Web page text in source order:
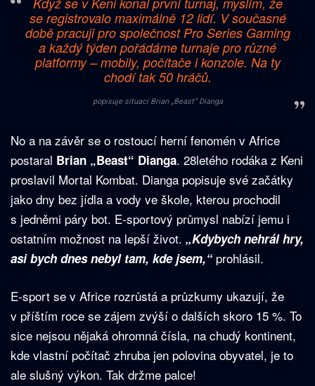
se registrovalo maximálně 12 lidí. V současné
době pracuji pro společnost Pro Series Gaming
a každý týden pořádáme turnaje pro různé
platformy – mobily, počítače i konzole. Na ty
chodí tak 50 hráčů.
popisuje situaci Brian „Beast“ Dianga
No a na závěr se o rostoucí herní fenomén v Africe
postaral Brian „Beast“ Dianga. 28letého rodáka z Keni
proslavil Mortal Kombat. Dianga popisuje své začátky
jako dny bez jídla a vody ve škole, kterou prochodil
s jedněmi páry bot. E-sportový průmysl nabízí jemu i
ostatním možnost na lepší život. „Kdybych nehrál hry,
asi bych dnes nebyl tam, kde jsem,“prohlásil.
E-sport se v Africe rozrůstá a průzkumy ukazují, že
v příštím roce se zájem zvýší o dalších skoro 15 %. To
sice nejsou nějaká ohromná čísla, na chudý kontinent,
kde vlastní počítač zhruba jen polovina obyvatel, je to
ale slušný výkon. Tak držme palce!